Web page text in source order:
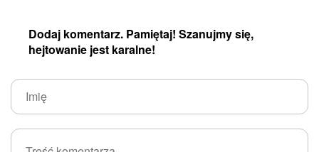
Dodaj komentarz. Pamiętaj! Szanujmy się,
hejtowanie jest karalne!